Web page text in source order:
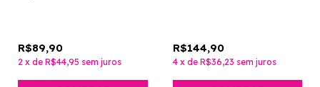
R$89,90
2 x de R$44,95 sem juros
R$144,90
4 x de R$36,23 sem juros